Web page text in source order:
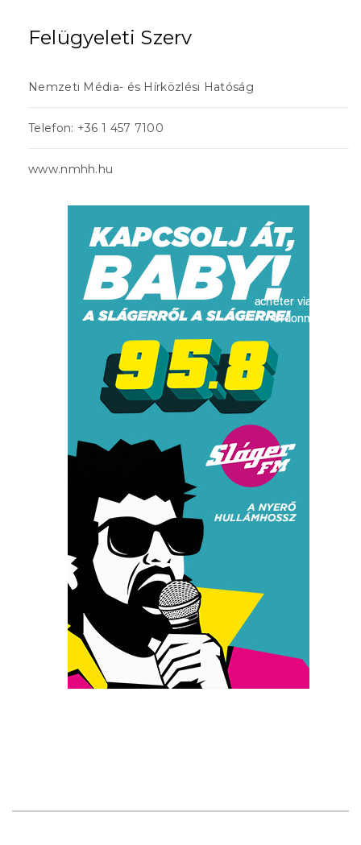
Felügyeleti Szerv
Nemzeti Média- és Hírközlési Hatóság
Telefon: +36 1 457 7100
www.nmhh.hu
acheter viagra sans
ordonnance